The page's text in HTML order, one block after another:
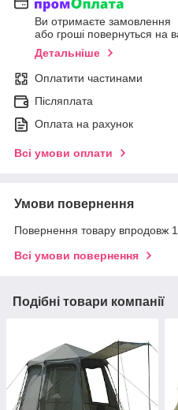
Ви отримаєте замовлення
або гроші повернуться на
Детальніше
Оплатити частинами
Післяплата
Оплата на рахунок
Всі умови оплати
Умови повернення
Повернення товару впродовж
Всі умови повернення
Подібні товари компанії